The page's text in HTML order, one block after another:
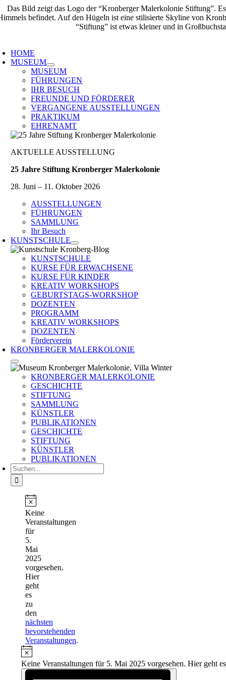
Zum
Inhalt
HOME
MUSEUM
MUSEUM
FÜHRUNGEN
IHR BESUCH
FREUNDE UND FÖRDERER
VERGANGENE AUSSTELLUNGEN
PRAKTIKUM
EHRENAMT
AKTUELLE AUSSTELLUNG
25 Jahre Stiftung Kronberger Malerkolonie
28. Juni – 11. Oktober 2026
AUSSTELLUNGEN
FÜHRUNGEN
SAMMLUNG
Ihr Besuch
KUNSTSCHULE
KUNSTSCHULE
KURSE FÜR ERWACHSENE
KURSE FÜR KINDER
KREATIV WORKSHOPS
GEBURTSTAGS-WORKSHOP
DOZENTEN
PROGRAMM
KREATIV WORKSHOPS
DOZENTEN
Förderverein
KRONBERGER MALERKOLONIE
KRONBERGER MALERKOLONIE
GESCHICHTE
STIFTUNG
SAMMLUNG
KÜNSTLER
PUBLIKATIONEN
GESCHICHTE
STIFTUNG
KÜNSTLER
PUBLIKATIONEN
Suche
nach:
Veranstaltungen
für
5.
Mai
2025
Hinweis
Keine
Veranstaltungen
für
5.
Mai
2025
vorgesehen.
Hier
geht
es
zu
den
nächsten
bevorstehenden
Veranstaltungen.
Hinweis
Keine Veranstaltungen für 5. Mai 2025 vorgesehen. Hier geht
Ansichten-
Veranstaltung